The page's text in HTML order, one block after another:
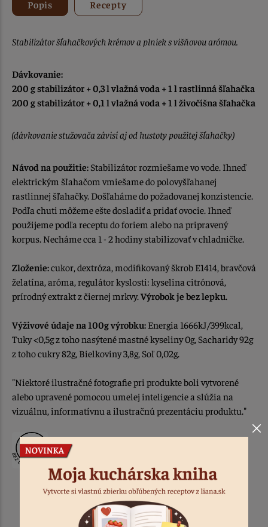
Popis Recepty
Stabilizátor šľahačkových krémov a plniek s višňovou arómou.
Dávkovanie:
200 g stabilizátor + 0,3 l vlažná voda + 1 l rastlinná šľahačka
200 g stabilizátor + 0,1 l vlažná voda + 1 l živočíšna šľahačka
(dávkovanie stužovača závisí aj od hustoty použitej šľahačky)
Návod na použitie: Stabilizátor rozmiešame vo vode. Ihneď
elektrickým šľahačom vmiešame do polovyšľahanej
rastlinnej šľahačky. Došľaháme do požadovanej konzistencie.
Podľa chuti môžeme ešte dosladiť a pridať ovocie. Ihneď
použijeme podľa receptu do foriem alebo na pripravený
korpus. Necháme cca 1 - 2 hodiny stabilizovať v chladničke.
Zloženie:cukor, dextróza, modifikovaný škrob E1414, bravčová
želatína, aróma, regulátor kyslosti: kyselina citrónová,
prírodný extrakt z čiernej mrkvy. Výrobok je bez lepku.
Výživové údaje na 100g výrobku: Energia 1666kJ/399kcal,
Tuky <0,5g z toho nasýtené mastné kyseliny 0g, Sacharidy 92g
z toho cukry 82g, Bielkoviny 3,8g, Soľ 0,02g.
"Niektoré ilustračné fotografie pri produkte boli vytvorené
alebo upravené pomocou umelej inteligencie a slúžia na
vizuálnu, informatívnu a ilustračnú prezentáciu produktu."